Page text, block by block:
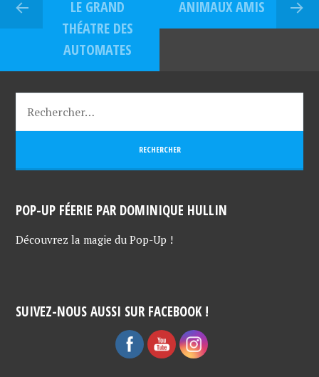
LE GRAND
THÉATRE DES
AUTOMATES
ANIMAUX AMIS
POP-UP FÉERIE PAR DOMINIQUE HULLIN
Découvrez la magie du Pop-Up !
SUIVEZ-NOUS AUSSI SUR FACEBOOK !